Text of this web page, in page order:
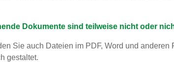
Dokumente sind teilweise nicht oder
Sie auch Dateien im PDF, Word und
gestaltet.